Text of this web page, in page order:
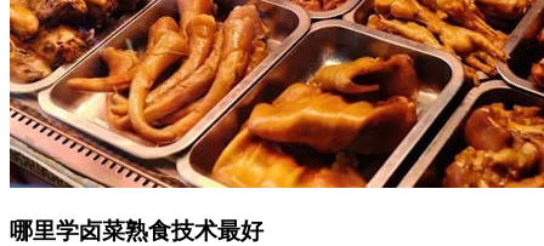
哪里学卤菜熟食技术最好